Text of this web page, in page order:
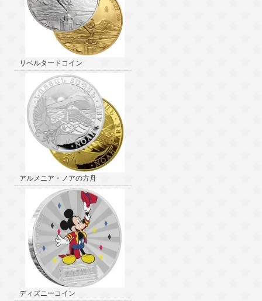
リベルタードコイン
アルメニア・ノアの方舟
ディズニーコイン